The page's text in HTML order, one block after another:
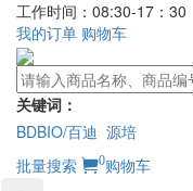
工作时间：08:30-17：30
我的订单 购物车
关键词：
BDBIO/百迪 源培
批量搜索
0购物车